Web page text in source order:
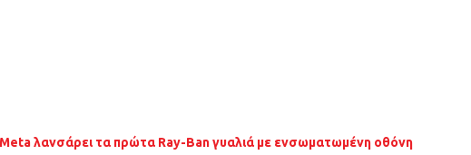
λανσάρει τα πρώτα Ray-Ban γυαλιά με ενσωματωμένη οθόνη